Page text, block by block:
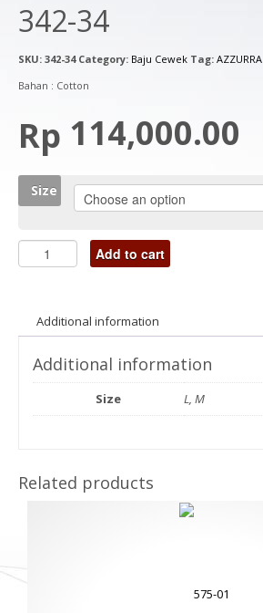
342-34
SKU: 342-34 Category: Baju Cewek Tag: AZZURRA
Bahan : Cotton
Rp 114,000.00
Size
Add to cart
Additional information
Additional information
Size L, M
Related products